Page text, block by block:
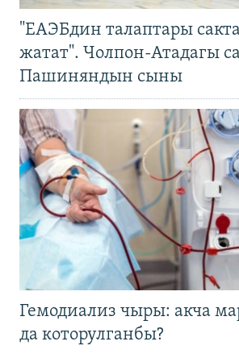
"ЕАЭБдин талаптары
жатат". Чолпон-Атадагы
Пашиняндын сыны
Гемодиализ чыры: акча
да которулганбы?